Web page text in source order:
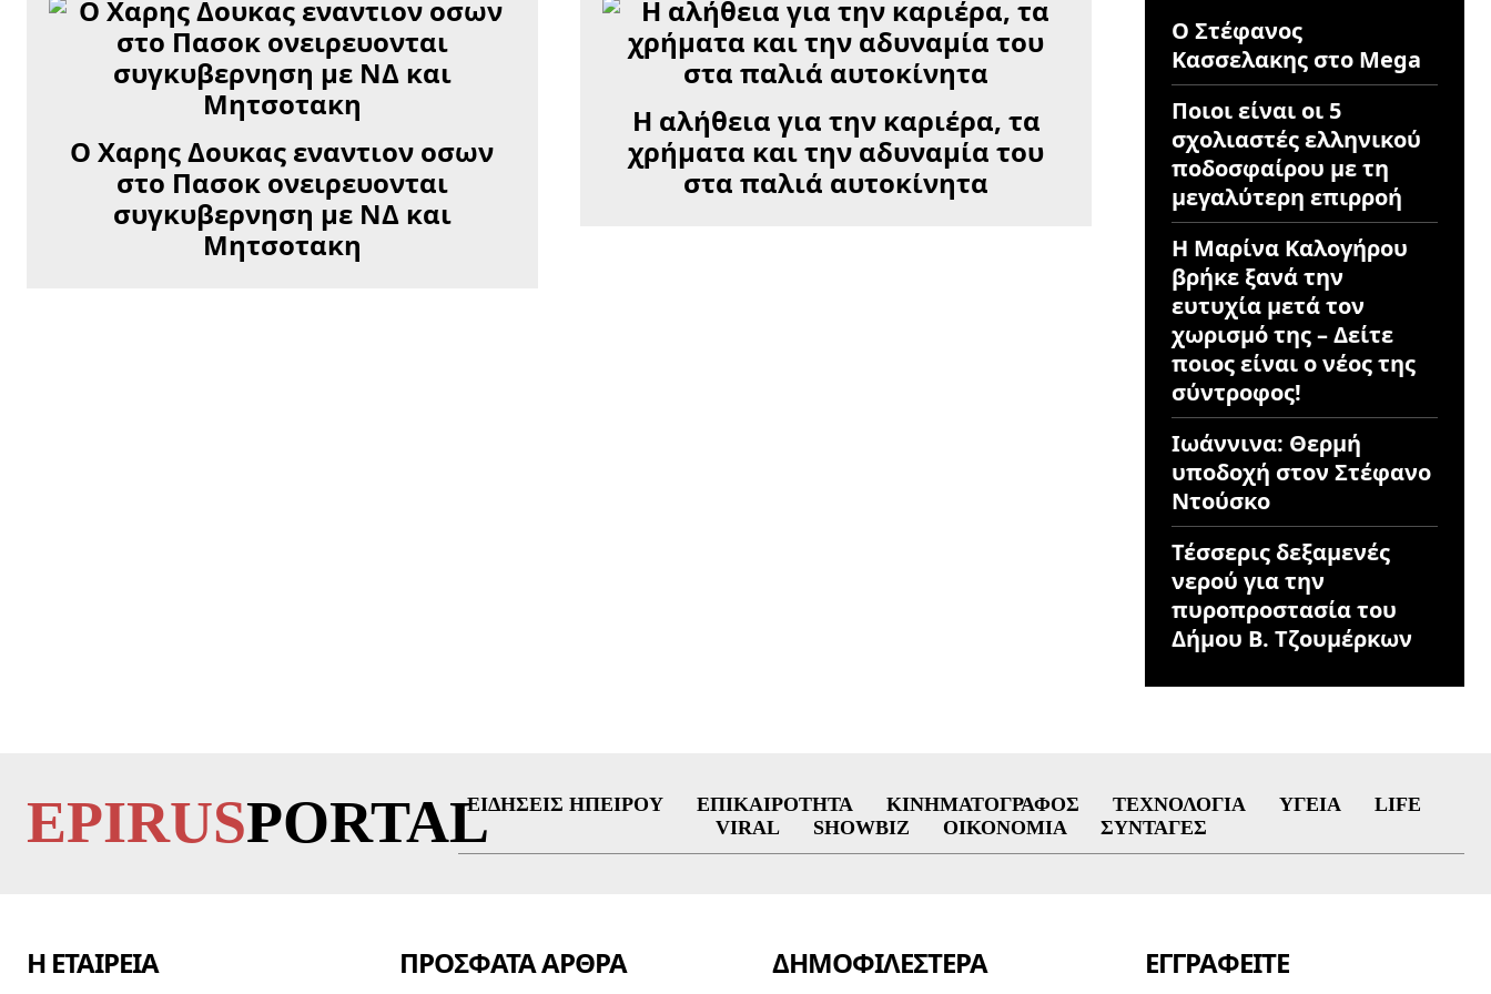
Ο Χαρης Δουκας εναντιον οσων
στο Πασοκ ονειρευονται
συγκυβερνηση με ΝΔ και
Μητσοτακη
Η αλήθεια για την καριέρα, τα
χρήματα και την αδυναμία του
στα παλιά αυτοκίνητα
Ο Στέφανος
Κασσελακης στο Mega
Ποιοι είναι οι 5
σχολιαστές ελληνικού
ποδοσφαίρου με τη
μεγαλύτερη επιρροή
Η Μαρίνα Καλογήρου
βρήκε ξανά την
ευτυχία μετά τον
χωρισμό της – Δείτε
ποιος είναι ο νέος της
σύντροφος!
Ιωάννινα: Θερμή
υποδοχή στον Στέφανο
Ντούσκο
Τέσσερις δεξαμενές
νερού για την
πυροπροστασία του
Δήμου Β. Τζουμέρκων
EPIRUSPORTALΕΙΔΉΣΕΙΣ ΗΠΕΊΡΟΥ ΕΠΙΚΑΙΡΌΤΗΤΑ ΚΙΝΗΜΑΤΟΓΡΆΦΟΣ ΤΕΧΝΟΛΟΓΊΑ ΥΓΕΊΑ
LIFE
VIRAL
SHOWBIZ ΟΙΚΟΝΟΜΊΑ ΣΥΝΤΑΓΈΣ
Η ΕΤΑΙΡΕΙΑ ΠΡΟΣΦΑΤΑ ΑΡΘΡΑ ΔΗΜΟΦΙΛΈΣΤΕΡΑ ΕΓΓΡΑΦΕΊΤΕ